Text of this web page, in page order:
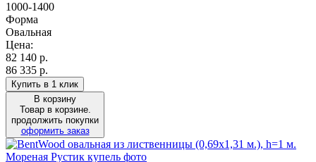
1000-1400
Форма
Овальная
Цена:
82 140 р.
86 335 р.
Купить в 1 клик
В корзину
Товар в корзине.
продолжить покупки
оформить заказ